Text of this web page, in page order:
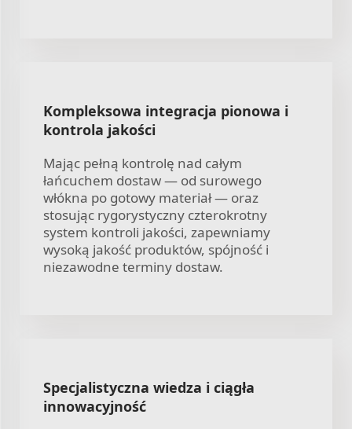
Kompleksowa integracja pionowa i
kontrola jakości
Mając pełną kontrolę nad całym
łańcuchem dostaw — od surowego
włókna po gotowy materiał — oraz
stosując rygorystyczny czterokrotny
system kontroli jakości, zapewniamy
wysoką jakość produktów, spójność i
niezawodne terminy dostaw.
Specjalistyczna wiedza i ciągła
innowacyjność